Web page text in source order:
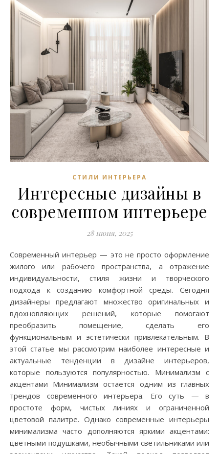
СТИЛИ ИНТЕРЬЕРА
Интересные дизайны в
современном интерьере
28 июня, 2025
Современный интерьер — это не просто оформление
жилого или рабочего пространства, а отражение
индивидуальности, стиля жизни и творческого
подхода к созданию комфортной среды. Сегодня
дизайнеры предлагают множество оригинальных и
вдохновляющих решений, которые помогают
преобразить помещение, сделать его
функциональным и эстетически привлекательным. В
этой статье мы рассмотрим наиболее интересные и
актуальные тенденции в дизайне интерьеров,
которые пользуются популярностью. Минимализм с
акцентами Минимализм остается одним из главных
трендов современного интерьера. Его суть — в
простоте форм, чистых линиях и ограниченной
цветовой палитре. Однако современные интерьеры
минимализма часто дополняются яркими акцентами:
цветными подушками, необычными светильниками или